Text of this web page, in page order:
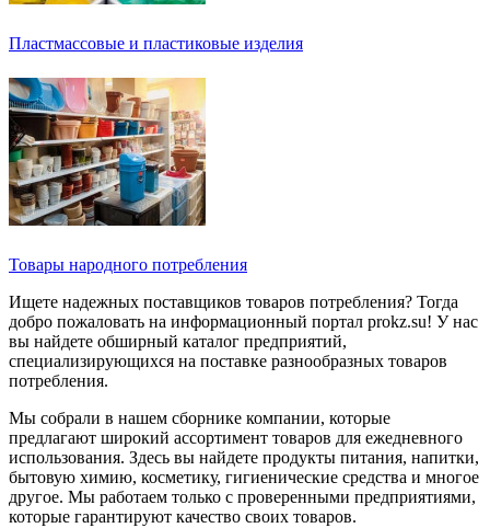
Пластмассовые и пластиковые изделия
Товары народного потребления
Ищете надежных поставщиков товаров потребления? Тогда
добро пожаловать на информационный портал prokz.su! У нас
вы найдете обширный каталог предприятий,
специализирующихся на поставке разнообразных товаров
потребления.
Мы собрали в нашем сборнике компании, которые
предлагают широкий ассортимент товаров для ежедневного
использования. Здесь вы найдете продукты питания, напитки,
бытовую химию, косметику, гигиенические средства и многое
другое. Мы работаем только с проверенными предприятиями,
которые гарантируют качество своих товаров.